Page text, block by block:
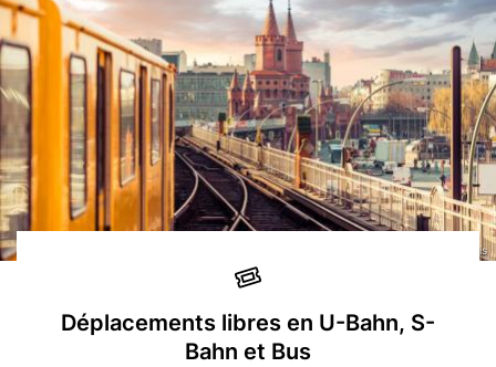
© Fotolia, Foto: Davis
Icon
Title
Déplacements libres en U-Bahn, S-
Bahn et Bus